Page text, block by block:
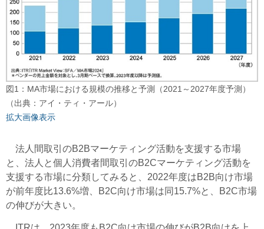
図1：MA市場における規模の推移と予測（2021～2027年度予測）
（出典：アイ・ティ・アール）
拡大画像表示
法人間取引のB2Bマーケティング活動を支援する市場
と、法人と個人消費者間取引のB2Cマーケティング活動を
支援する市場に分類してみると、2022年度はB2B向け市場
が前年度比13.6%増、B2C向け市場は同15.7%と、B2C市場
の伸びが大きい。